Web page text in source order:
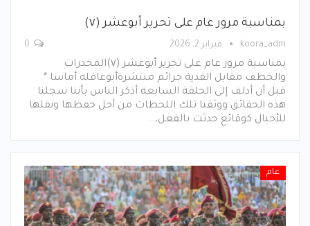
بمناسبة مرور عام على تحرير أبوعشر (٧)
koora_adm فبراير 2, 2026
بمناسبة مرور عام على تحرير أبوعشر (٧)المخدرات
والخطف مقابل الفدية جرائم منتشرةأبوعاقله أماسا *
قبل أن أدلف إلى الحلقة السابعة أذكر الناس بأننا سجلنا
هذه الحقائق ووثقنا تلك اللحظات من أجل حفظها ونقلها
للأجيال كوقائع حدثت بالفعل،…
عام